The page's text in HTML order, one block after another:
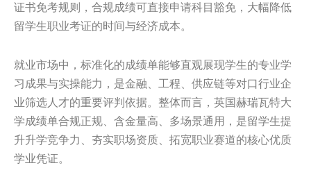
证书免考规则，合规成绩可直接申请科目豁免，大幅降低
留学生职业考证的时间与经济成本。
就业市场中，标准化的成绩单能够直观展现学生的专业学
习成果与实操能力，是金融、工程、供应链等对口行业企
业筛选人才的重要评判依据。整体而言，英国赫瑞瓦特大
学成绩单合规正规、含金量高、多场景通用，是留学生提
升升学竞争力、夯实职场资质、拓宽职业赛道的核心优质
学业凭证。